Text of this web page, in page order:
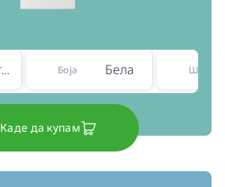
Статичен Боја Бела
Каде да купам